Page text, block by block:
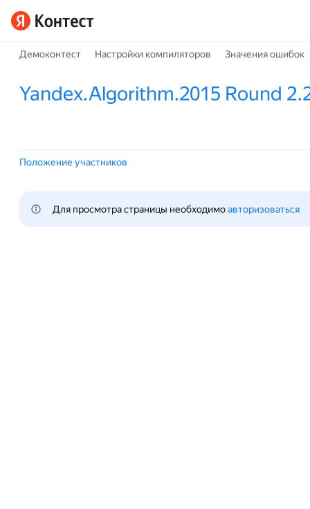
Демоконтест Настройки компиляторов Значения ошибок
Yandex.Algorithm.2015 Round
Положение участников
Для просмотра страницы необходимо авторизоваться